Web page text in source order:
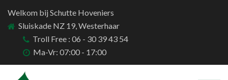
Welkom bij Schutte Hoveniers
Sluiskade NZ 19, Westerhaar
Troll Free : 06 - 30 39 43 54
Ma-Vr: 07:00 - 17:00